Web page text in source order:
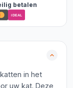
betalen
iDEAL
in het
uw kat. Deze